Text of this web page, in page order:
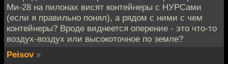
Ми-28 на пилонах висят контейнеры с НУРСами
(если я правильно понял), а рядом с ними с чем
контейнеры? Вроде виднеется оперение - это что-то
воздух-воздух или высокоточное по земле?
Peisov »